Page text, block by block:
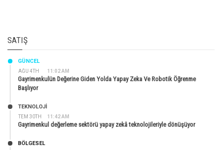
SATIŞ
AĞU 4TH 11:02 AM
GÜNCEL
Gayrimenkulün Değerine Giden Yolda Yapay Zeka Ve Robotik Öğrenme
Başlıyor
TEM 30TH 11:42 AM
TEKNOLOJİ
Gayrimenkul değerleme sektörü yapay zekâ teknolojileriyle dönüşüyor
BÖLGESEL